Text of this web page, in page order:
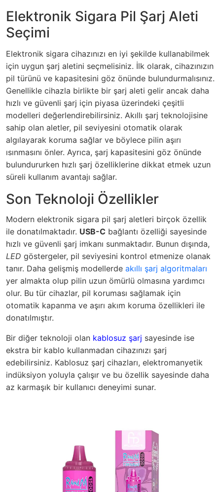
Elektronik Sigara Pil Şarj Aleti
Seçimi
Elektronik sigara cihazınızı en iyi şekilde kullanabilmek
için uygun şarj aletini seçmelisiniz. İlk olarak, cihazınızın
pil türünü ve kapasitesini göz önünde bulundurmalısınız.
Genellikle cihazla birlikte bir şarj aleti gelir ancak daha
hızlı ve güvenli şarj için piyasa üzerindeki çeşitli
modelleri değerlendirebilirsiniz. Akıllı şarj teknolojisine
sahip olan aletler, pil seviyesini otomatik olarak
algılayarak koruma sağlar ve böylece pilin aşırı
ısınmasını önler. Ayrıca, şarj kapasitesini göz önünde
bulundururken hızlı şarj özelliklerine dikkat etmek uzun
süreli kullanım avantajı sağlar.
Son Teknoloji Özellikler
Modern elektronik sigara pil şarj aletleri birçok özellik
ile donatılmaktadır. USB-C bağlantı özelliği sayesinde
hızlı ve güvenli şarj imkanı sunmaktadır. Bunun dışında,
LED göstergeler, pil seviyesini kontrol etmenize olanak
tanır. Daha gelişmiş modellerde akıllı şarj algoritmaları
yer almakta olup pilin uzun ömürlü olmasına yardımcı
olur. Bu tür cihazlar, pil koruması sağlamak için
otomatik kapanma ve aşırı akım koruma özellikleri ile
donatılmıştır.
Bir diğer teknoloji olan kablosuz şarj sayesinde ise
ekstra bir kablo kullanmadan cihazınızı şarj
edebilirsiniz. Kablosuz şarj cihazları, elektromanyetik
indüksiyon yoluyla çalışır ve bu özellik sayesinde daha
az karmaşık bir kullanıcı deneyimi sunar.